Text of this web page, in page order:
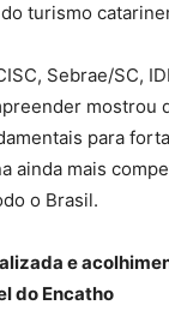
turismo
Sebrae/SC,
mostrou
para
ainda mais
o Brasil.
e
do Encatho